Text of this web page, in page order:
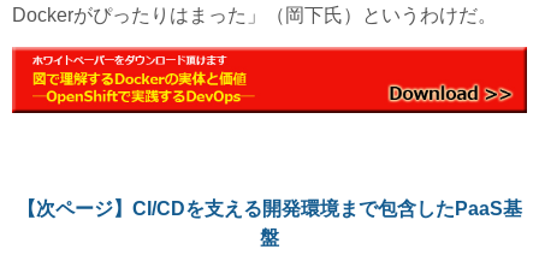
Dockerがぴったりはまった」（岡下氏）というわけだ。
【次ページ】 CI/CDを支える開発環境まで包含したPaaS基
盤